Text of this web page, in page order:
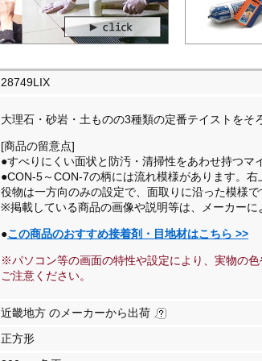
28749LIX
大理石・砂岩・土ものの3種類の定番テイストをそ
[商品の留意点]
●すべりにくい面状と防汚・清掃性をあわせ持つ
●CON-5～CON-7の柄には流れ模様があります。
役物は一方向のみの設定で、面取りに沿った模様
※掲載している商品の画像や説明等は、メーカー
●この商品のおすすめ接着剤・目地材はこちら >>
※パソコン等の画面の特性や設定により、実物の
ご注意ください。
近畿地方 のメーカーから出荷
正方形